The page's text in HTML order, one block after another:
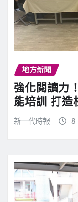
地方新聞
強化閱讀力
能培訓 打造
新一代時報 8